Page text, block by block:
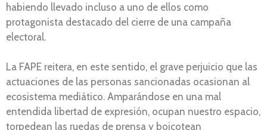
habiendo llevado incluso a uno de ellos como
protagonista destacado del cierre de una campaña
electoral.
La FAPE reitera, en este sentido, el grave perjuicio que las
actuaciones de las personas sancionadas ocasionan al
ecosistema mediático. Amparándose en una mal
entendida libertad de expresión, ocupan nuestro espacio,
torpedean las ruedas de prensa y boicotean